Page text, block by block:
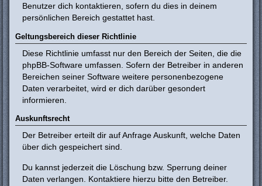
Benutzer dich kontaktieren, sofern du dies in deinem
persönlichen Bereich gestattet hast.
Geltungsbereich dieser Richtlinie
Diese Richtlinie umfasst nur den Bereich der Seiten, die die
phpBB-Software umfassen. Sofern der Betreiber in anderen
Bereichen seiner Software weitere personenbezogene
Daten verarbeitet, wird er dich darüber gesondert
informieren.
Auskunftsrecht
Der Betreiber erteilt dir auf Anfrage Auskunft, welche Daten
über dich gespeichert sind.
Du kannst jederzeit die Löschung bzw. Sperrung deiner
Daten verlangen. Kontaktiere hierzu bitte den Betreiber.